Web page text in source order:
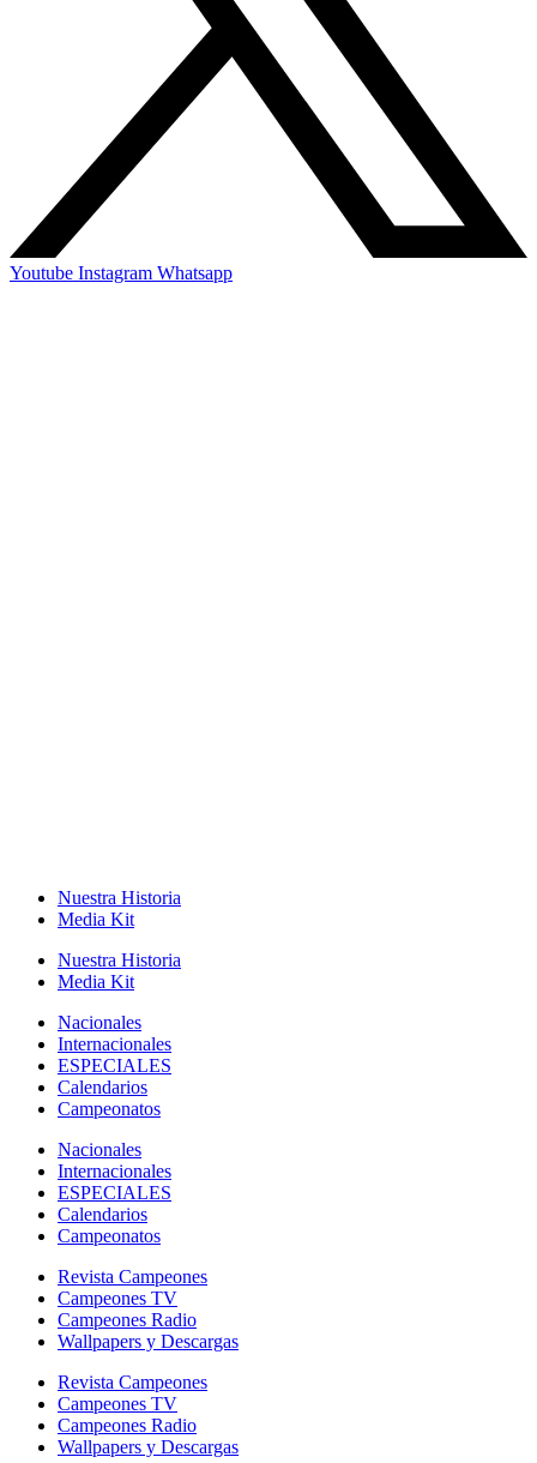
Youtube Instagram Whatsapp
Nuestra Historia
Media Kit
Nuestra Historia
Media Kit
Nacionales
Internacionales
ESPECIALES
Calendarios
Campeonatos
Nacionales
Internacionales
ESPECIALES
Calendarios
Campeonatos
Revista Campeones
Campeones TV
Campeones Radio
Wallpapers y Descargas
Revista Campeones
Campeones TV
Campeones Radio
Wallpapers y Descargas